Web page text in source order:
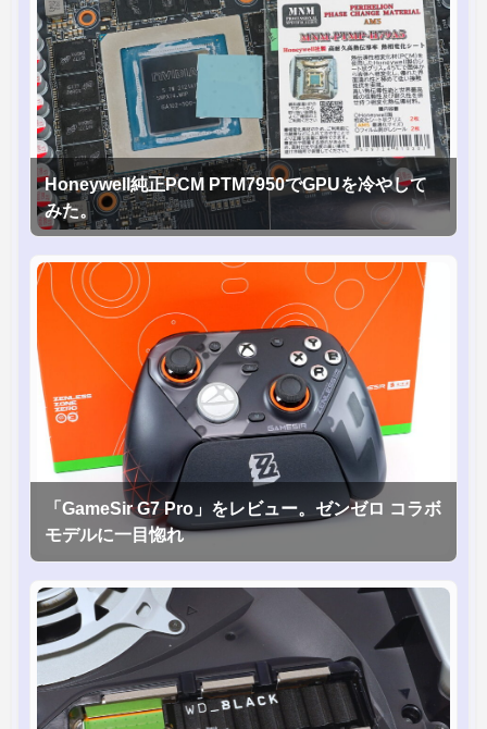
Honeywell純正PCM PTM7950でGPUを冷やして
みた。
「GameSir G7 Pro」をレビュー。ゼンゼロ コラボ
モデルに一目惚れ